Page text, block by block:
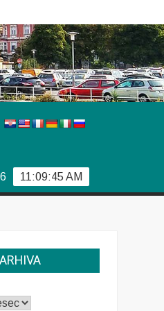
11:09:46 AM
ARHIVA